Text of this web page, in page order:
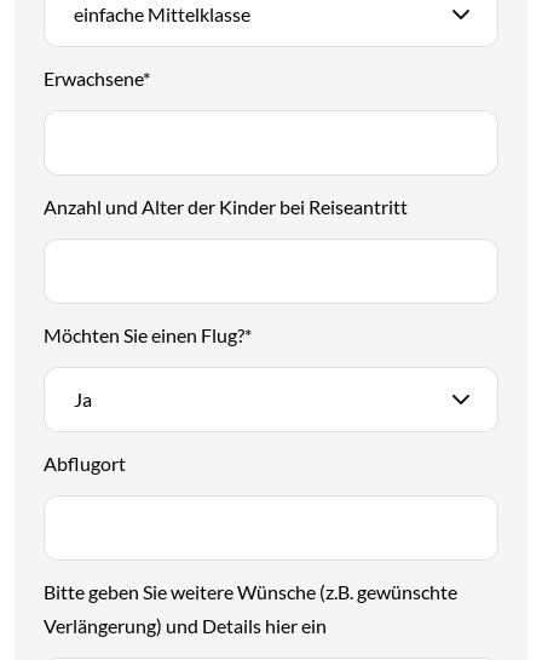
einfache Mittelklasse
Erwachsene*
Anzahl und Alter der Kinder bei Reiseantritt
Möchten Sie einen Flug?*
Ja
Abflugort
Bitte geben Sie weitere Wünsche (z.B. gewünschte
Verlängerung) und Details hier ein